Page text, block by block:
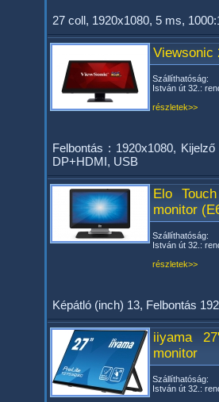
27 coll, 1920x1080, 5 ms,
Viewsonic
Szállíthatóság:
István út 32.:
részletek>>
Felbontás : 1920x1080,
DP+HDMI, USB
Elo
monitor
Szállíthatóság:
István út 32.:
részletek>>
Képátló (inch) 13, Felbontás
iiyama
monitor
Szállíthatóság:
István út 32.: